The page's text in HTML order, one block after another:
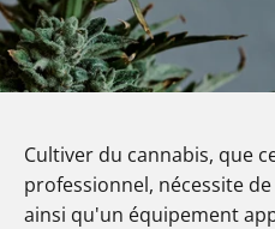
Cultiver du cannabis, que
professionnel, nécessite
ainsi qu'un équipement